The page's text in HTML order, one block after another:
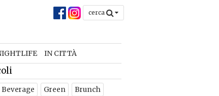
cerca
IN CITTÀ
Green Brunch